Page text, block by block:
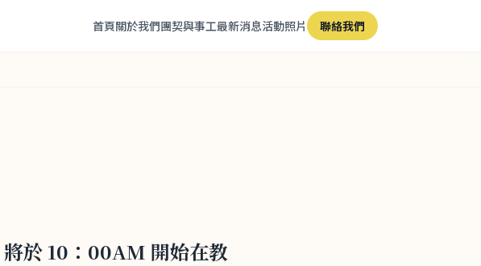
首頁關於我們團契與事工最新消息活動照片 聯絡我們
於 10：00AM 開始在教